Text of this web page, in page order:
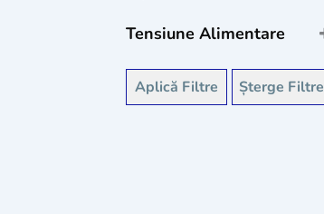
Tensiune Alimentare
Aplică Filtre Șterge Filtre